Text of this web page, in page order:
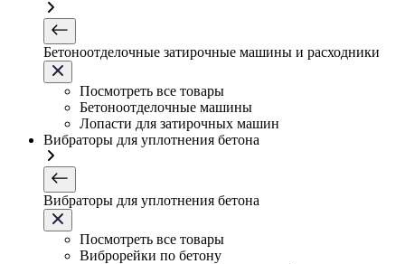
Бетоноотделочные затирочные машины и расходники
Посмотреть все товары
Бетоноотделочные машины
Лопасти для затирочных машин
Вибраторы для уплотнения бетона
Вибраторы для уплотнения бетона
Посмотреть все товары
Виброрейки по бетону